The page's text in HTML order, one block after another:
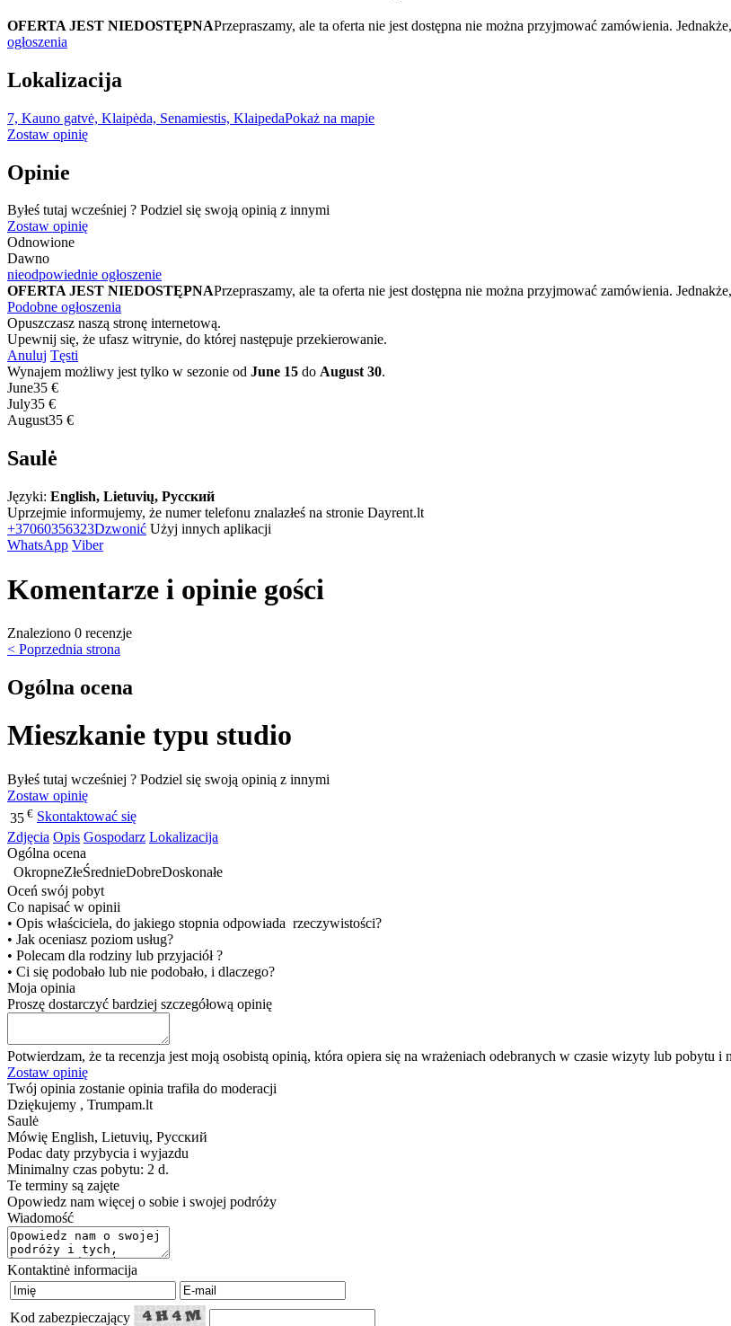
OFERTA JEST NIEDOSTĘPNAPrzepraszamy, ale ta oferta nie jest dostępna nie można przyjmować zamówienia.
ogłoszenia
Lokalizacija
7, Kauno gatvė, Klaipėda, Senamiestis, KlaipedaPokaż na mapie
Zostaw opinię
Opinie
Byłeś tutaj wcześniej ? Podziel się swoją opinią z innymi
Zostaw opinię
Odnowione
Dawno
nieodpowiednie ogłoszenie
OFERTA JEST NIEDOSTĘPNAPrzepraszamy, ale ta oferta nie jest dostępna nie można przyjmować zamówienia.
Podobne ogłoszenia
Opuszczasz naszą stronę internetową.
Upewnij się, że ufasz witrynie, do której następuje przekierowanie.
Anuluj Tęsti
Wynajem możliwy jest tylko w sezonie od June 15 do August 30.
June35 €
July35 €
August35 €
Saulė
Języki: English, Lietuvių, Русский
Uprzejmie informujemy, że numer telefonu znalazłeś na stronie Dayrent.lt
+37060356323Dzwonić Użyj innych aplikacji
WhatsApp Viber
Komentarze i opinie gości
Znaleziono 0 recenzje
< Poprzednia strona
Ogólna ocena
Mieszkanie typu studio
Byłeś tutaj wcześniej ? Podziel się swoją opinią z innymi
Zostaw opinię
35 € Skontaktować się
Zdjęcia Opis Gospodarz Lokalizacija
Ogólna ocena
OkropneZłeŚrednieDobreDoskonałe
Oceń swój pobyt
Co napisać w opinii
• Opis właściciela, do jakiego stopnia odpowiada rzeczywistości?
• Jak oceniasz poziom usług?
• Polecam dla rodziny lub przyjaciół ?
• Ci się podobało lub nie podobało, i dlaczego?
Moja opinia
Proszę dostarczyć bardziej szczegółową opinię
Potwierdzam, że ta recenzja jest moją osobistą opinią, która opiera się na wrażeniach odebranych w czasie wizyty lub pobytu i
Zostaw opinię
Twój opinia zostanie opinia trafiła do moderacji
Dziękujemy , Trumpam.lt
Saulė
Mówię English, Lietuvių, Русский
Podac daty przybycia i wyjazdu
Minimalny czas pobytu: 2 d.
Te terminy są zajęte
Opowiedz nam więcej o sobie i swojej podróży
Wiadomość
Kontaktinė informacija
Kod zabezpieczający